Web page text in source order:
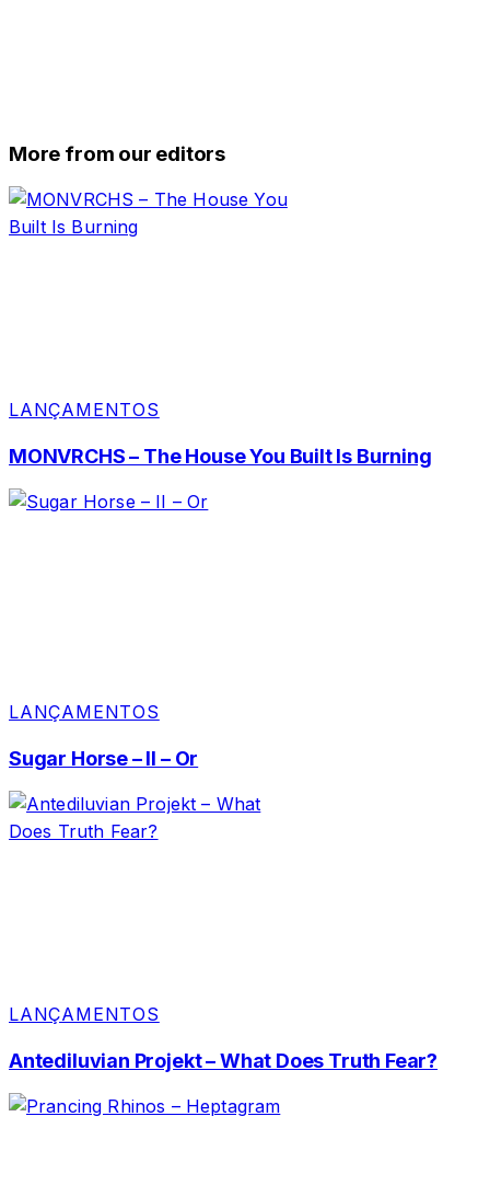
More from our editors
LANÇAMENTOS
MONVRCHS – The House You Built Is Burning
LANÇAMENTOS
Sugar Horse – II – Or
LANÇAMENTOS
Antediluvian Projekt – What Does Truth Fear?